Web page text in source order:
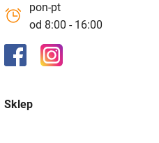
pon-pt
od 8:00 - 16:00
Sklep